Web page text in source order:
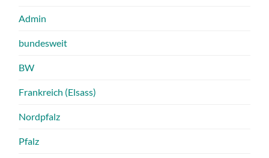
Admin
bundesweit
BW
Frankreich (Elsass)
Nordpfalz
Pfalz